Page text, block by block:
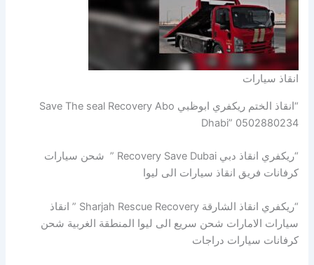
انقاذ سيارات
“انقاذ الختم ريكفري ابوظبي Save The seal Recovery Abo
Dhabi” 0502880234
“ريكفري انقاذ دبي Recovery Save Dubai ” شحن سيارات
كرفانات فريق انقاذ سيارات الى ليوا
“ريكفري انقاذ الشارقة Sharjah Rescue Recovery ” انقاذ
سيارات الامارات شحن سريع الى ليوا المنطقة الغربية شحن
كرفانات سيارات دراجات